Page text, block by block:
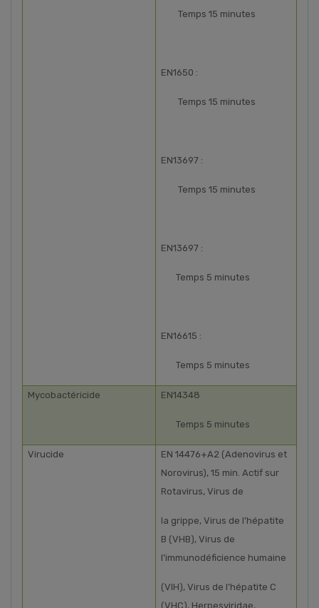
Temps 15 minutes
EN1650 :
Temps 15 minutes
EN13697 :
Temps 15 minutes
EN13697 :
Temps 5 minutes
EN16615 :
Temps 5 minutes
Mycobactéricide EN14348
Temps 5 minutes
Virucide
EN 14476+A2 (Adenovirus et
Norovirus), 15 min. Actif sur
Rotavirus, Virus de
la grippe, Virus de l’hépatite
B (VHB), Virus de
l’immunodéficience humaine
(VIH), Virus de l’hépatite C
(VHC), Herpesviridae,